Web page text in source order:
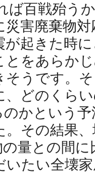
ば百戦殆う
害廃棄物
が起きた時
とをあらか
うです。
、どのくら
かという
その結果
量との間
たい全壊